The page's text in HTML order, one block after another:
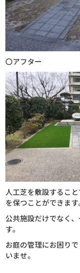
〇アフター
人工芝を敷設するこ
を保つことができます
公共施設だけでなく
す。
お庭の管理にお困り
いませ。